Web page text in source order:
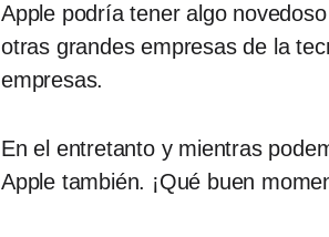
Apple podría tener algo
otras grandes empresas de la
empresas.
En el entretanto y mientras
Apple también. ¡Qué buen